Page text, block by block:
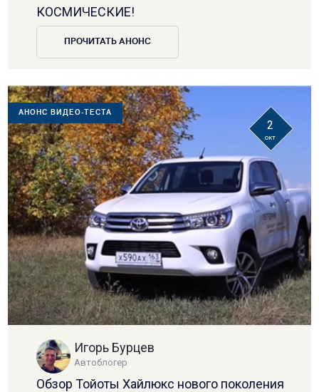
КОСМИЧЕСКИЕ!
ПРОЧИТАТЬ АНОНС
АНОНС ВИДЕО-ТЕСТА
2
окт
Игорь Бурцев
Автоблогер
Обзор Тойоты Хайлюкс нового поколения